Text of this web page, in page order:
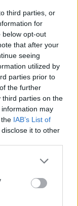
third parties, or
for
below opt-out
that after your
seeing
utilized by
parties prior to
the further
third parties on the
information may
IAB’s List of
it to other
or more Google
You may click to
party tags to
in below Google
di
foto
+39
news